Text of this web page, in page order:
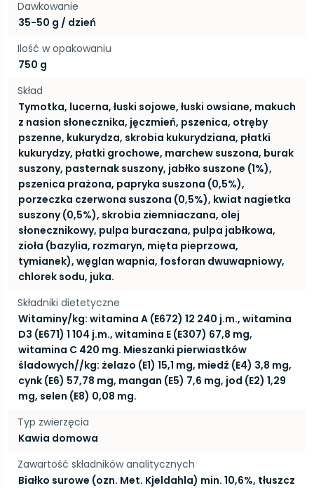
Dawkowanie
35-50 g / dzień
Ilość w opakowaniu
750 g
Skład
Tymotka, lucerna, łuski sojowe, łuski owsiane, makuch
z nasion słonecznika, jęczmień, pszenica, otręby
pszenne, kukurydza, skrobia kukurydziana, płatki
kukurydzy, płatki grochowe, marchew suszona, burak
suszony, pasternak suszony, jabłko suszone (1%),
pszenica prażona, papryka suszona (0,5%),
porzeczka czerwona suszona (0,5%), kwiat nagietka
suszony (0,5%), skrobia ziemniaczana, olej
słonecznikowy, pulpa buraczana, pulpa jabłkowa,
zioła (bazylia, rozmaryn, mięta pieprzowa,
tymianek), węglan wapnia, fosforan dwuwapniowy,
chlorek sodu, juka.
Składniki dietetyczne
Witaminy/kg: witamina A (E672) 12 240 j.m., witamina
D3 (E671) 1 104 j.m., witamina E (E307) 67,8 mg,
witamina C 420 mg. Mieszanki pierwiastków
śladowych//kg: żelazo (E1) 15,1 mg, miedź (E4) 3,8 mg,
cynk (E6) 57,78 mg, mangan (E5) 7,6 mg, jod (E2) 1,29
mg, selen (E8) 0,08 mg.
Typ zwierzęcia
Kawia domowa
Zawartość składników analitycznych
Białko surowe (ozn. Met. Kjeldahla) min. 10,6%, tłuszcz